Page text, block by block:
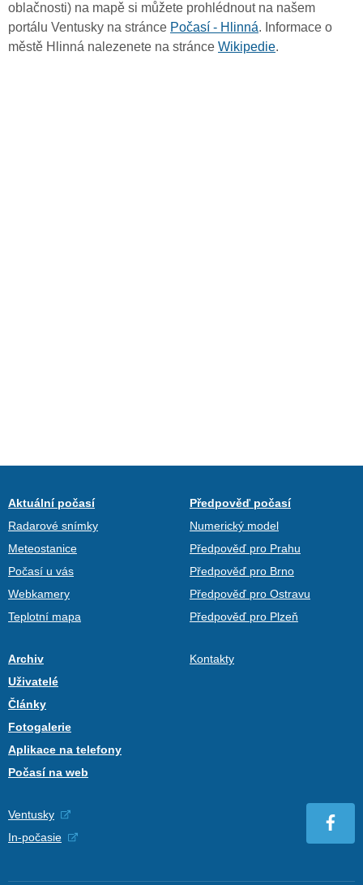
oblačnosti) na mapě si můžete prohlédnout na našem
portálu Ventusky na stránce Počasí - Hlinná. Informace o
městě Hlinná nalezenete na stránce Wikipedie.
Aktuální počasí
Radarové snímky
Meteostanice
Počasí u vás
Webkamery
Teplotní mapa
Předpověď počasí
Numerický model
Předpověď pro Prahu
Předpověď pro Brno
Předpověď pro Ostravu
Předpověď pro Plzeň
Archiv
Uživatelé
Články
Fotogalerie
Aplikace na telefony
Počasí na web
Kontakty
Ventusky
In-počasie